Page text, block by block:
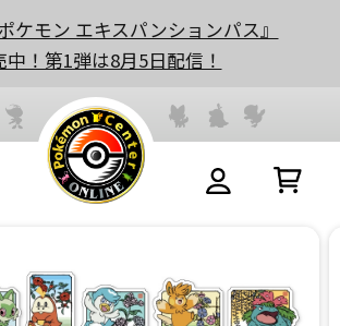
ケモン エキスパンションパス』
中！第1弾は8月5日配信！